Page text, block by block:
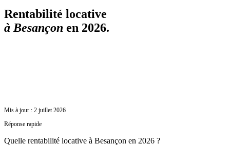
Rentabilité locative
à Besançon en 2026.
Mis à jour : 2 juillet 2026
Réponse rapide
Quelle rentabilité locative à Besançon en 2026 ?